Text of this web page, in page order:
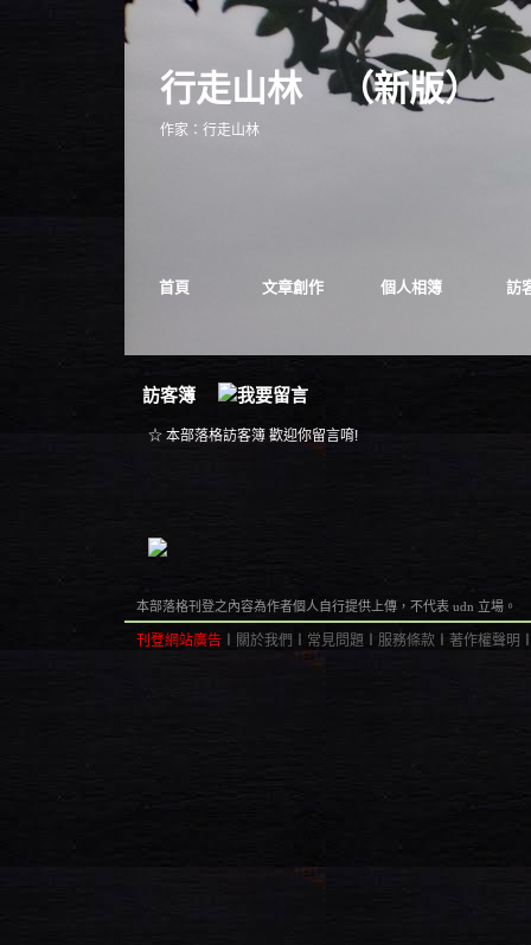
行走山林（新版）
首頁 文章創作 個人相簿 訪
作家：行走山林
訪客簿
☆ 本部落格訪客簿 歡迎你留言唷!
本部落格刊登之內容為作者個人自行提供上傳，不代表 udn 立場。
刊登網站廣告 關於我們 常見問題 服務條款 著作權聲明